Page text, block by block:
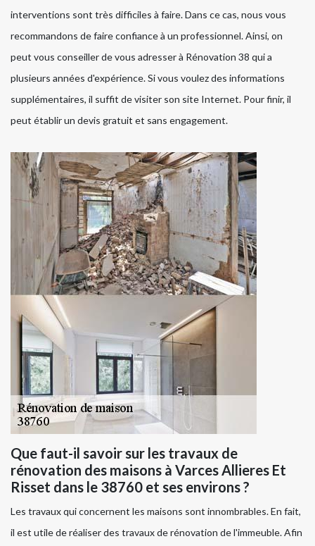
interventions sont très difficiles à faire. Dans ce cas, nous vous
recommandons de faire confiance à un professionnel. Ainsi, on
peut vous conseiller de vous adresser à Rénovation 38 qui a
plusieurs années d'expérience. Si vous voulez des informations
supplémentaires, il suffit de visiter son site Internet. Pour finir, il
peut établir un devis gratuit et sans engagement.
Que faut-il savoir sur les travaux de
rénovation des maisons à Varces Allieres Et
Risset dans le 38760 et ses environs ?
Les travaux qui concernent les maisons sont innombrables. En fait,
il est utile de réaliser des travaux de rénovation de l'immeuble. Afin